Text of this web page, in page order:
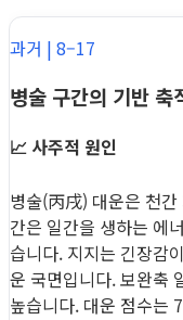
과거 | 8–17
병술 구간의 기반 축
📈 사주적 원인
병술(丙戌) 대운은 천
간은 일간을 생하는 에
습니다. 지지는 긴장감
운 국면입니다. 보완축
높습니다. 대운 점수는